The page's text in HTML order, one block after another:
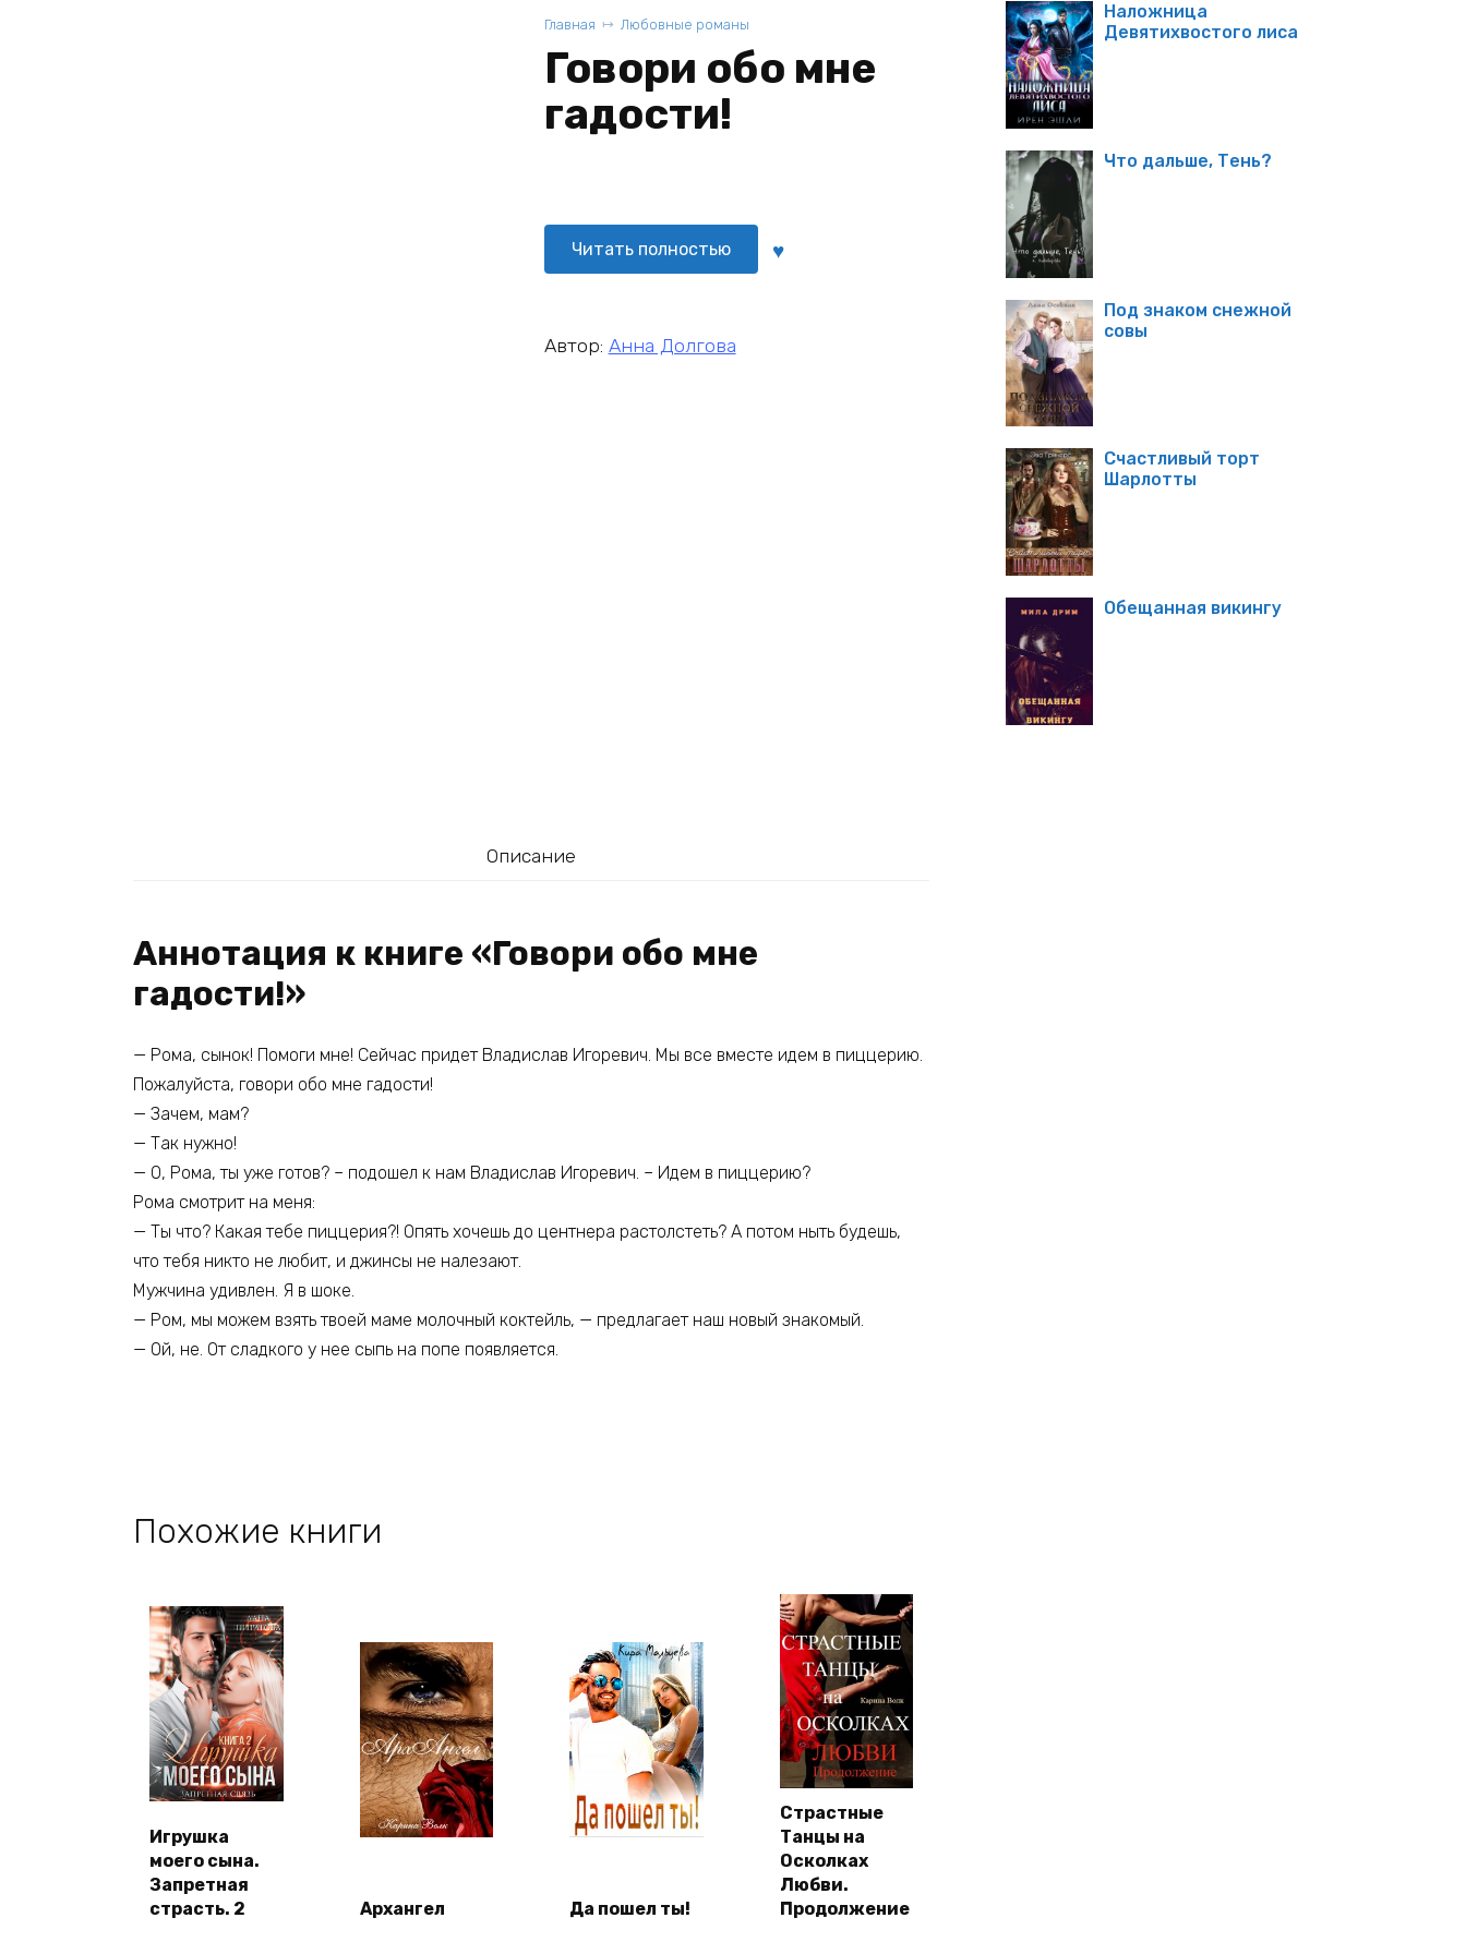
Главная Любовные романы
Говори обо мне
гадости!
Читать полностью
Автор: Анна Долгова
Описание
Аннотация к книге «Говори обо мне
гадости!»
— Рома, сынок! Помоги мне! Сейчас придет Владислав Игоревич. Мы все вместе идем в пиццерию.
Пожалуйста, говори обо мне гадости!
— Зачем, мам?
— Так нужно!
— О, Рома, ты уже готов? – подошел к нам Владислав Игоревич. – Идем в пиццерию?
Рома смотрит на меня:
— Ты что? Какая тебе пиццерия?! Опять хочешь до центнера растолстеть? А потом ныть будешь,
что тебя никто не любит, и джинсы не налезают.
Мужчина удивлен. Я в шоке.
— Ром, мы можем взять твоей маме молочный коктейль, — предлагает наш новый знакомый.
— Ой, не. От сладкого у нее сыпь на попе появляется.
Похожие книги
Игрушка
моего сына.
Запретная
страсть. 2
Архангел Да пошел ты!
Страстные
Танцы на
Осколках
Любви.
Продолжение
Наложница
Девятихвостого лиса
Что дальше, Тень?
Под знаком снежной
совы
Счастливый торт
Шарлотты
Обещанная викингу